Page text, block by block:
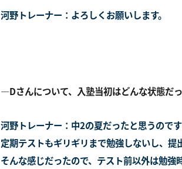
河野トレーナー：よろしくお願いします。
―Dさんについて、入塾当初はどんな状態だ
河野トレーナー：中2の夏だったと思うので
定期テストもギリギリまで勉強しないし、提
そんな感じだったので、テスト前以外は勉強